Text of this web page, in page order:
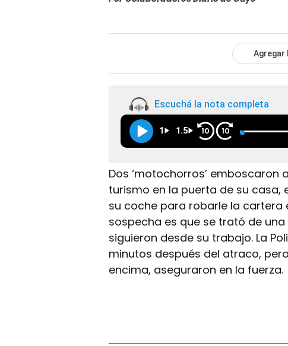
Agregar
Escuchá la nota completa
1 1.5 10 10
Dos ‘motochorros’
turismo en la puerta de su casa,
su coche para robarle la cartera
sospecha es que se trató de una
siguieron desde su trabajo. La
minutos después del atraco,
encima, aseguraron en la fuerza.